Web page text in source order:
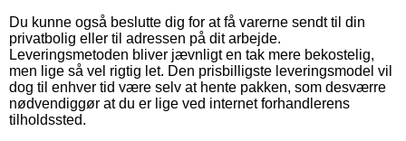
Du kunne også beslutte dig for at få varerne sendt til din
privatbolig eller til adressen på dit arbejde.
Leveringsmetoden bliver jævnligt en tak mere bekostelig,
men lige så vel rigtig let. Den prisbilligste leveringsmodel vil
dog til enhver tid være selv at hente pakken, som desværre
nødvendiggør at du er lige ved internet forhandlerens
tilholdssted.